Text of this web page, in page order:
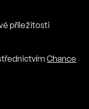
příležitosti
Chance